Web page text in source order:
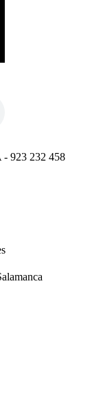
923 232 458